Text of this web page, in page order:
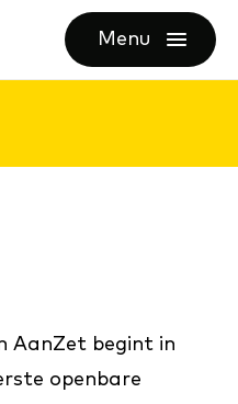
Menu
openen
AanZet begint in
openbare